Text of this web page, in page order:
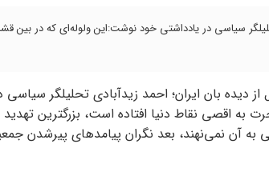
سیاسی در یادداشتی خود نوشت:‌این ولوله‌ای که در
از دیده بان ایران؛ احمد زیدآبادی تحلیلگر
به اقصی نقاط دنیا افتاده است، بزرگترین
به آن نمی‌نهند، بعد نگران پیامدهای پیرشدن